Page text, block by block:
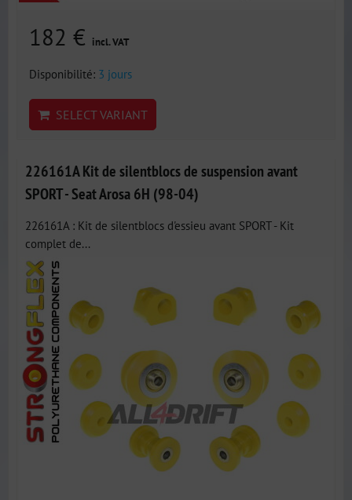
182 € incl. VAT
Disponibilité: 3 jours
SELECT VARIANT
226161A Kit de silentblocs de suspension avant
SPORT - Seat Arosa 6H (98-04)
226161A : Kit de silentblocs d'essieu avant SPORT - Kit
complet de...